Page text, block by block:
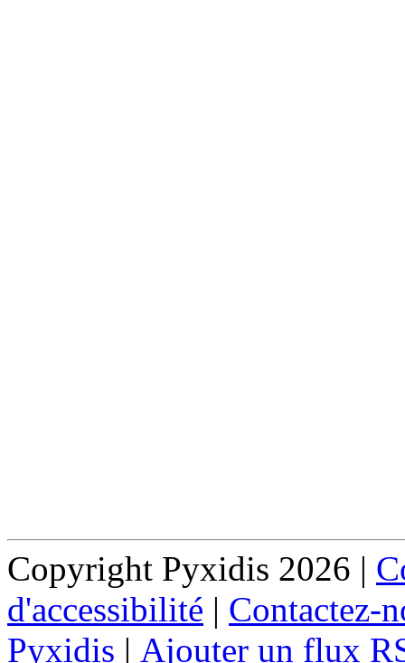
Copyright Pyxidis 2026 |
d'accessibilité | Contactez-
Pyxidis | Ajouter un flux